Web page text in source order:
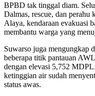
BPBD tak tinggal diam.
Dalmas, rescue, dan perahu
Alaya, kendaraan evakuasi
membantu warga yang
Suwarso juga mengungkap
beberapa titik pantauan
dengan elevasi 5,752
ketinggian air sudah
status awas.